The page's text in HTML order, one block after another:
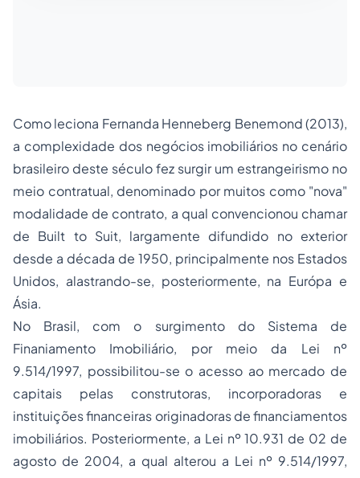
Como leciona Fernanda Henneberg Benemond (2013),
a complexidade dos negócios imobiliários no cenário
brasileiro deste século fez surgir um estrangeirismo no
meio contratual, denominado por muitos como "nova"
modalidade de contrato, a qual convencionou chamar
de Built to Suit, largamente difundido no exterior
desde a década de 1950, principalmente nos Estados
Unidos, alastrando-se, posteriormente, na Európa e
Ásia.
No Brasil, com o surgimento do Sistema de
Finaniamento Imobiliário, por meio da Lei nº
9.514/1997, possibilitou-se o acesso ao mercado de
capitais pelas construtoras, incorporadoras e
instituições financeiras originadoras de financiamentos
imobiliários. Posteriormente, a Lei nº 10.931 de 02 de
agosto de 2004, a qual alterou a Lei nº 9.514/1997,